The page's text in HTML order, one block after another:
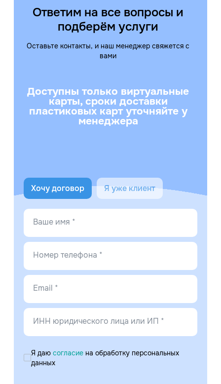
Ответим на все вопросы и
подберём услуги
Оставьте контакты, и наш менеджер свяжется с
вами
Доступны только виртуальные
карты, сроки доставки
пластиковых карт уточняйте у
менеджера
Хочу договор Я уже клиент
Ваше имя *
Номер телефона *
Email *
ИНН юридического лица или ИП *
Я даю согласие на обработку персональных
данных